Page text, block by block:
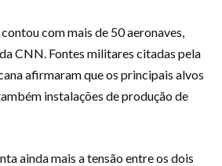
com mais de 50 aeronaves,
CNN. Fontes militares citadas pela
afirmaram que os principais alvos
instalações de produção de
ainda mais a tensão entre os dois